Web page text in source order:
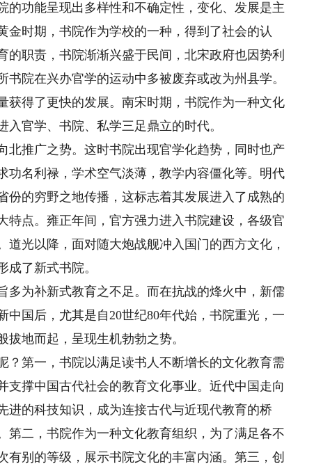
的功能呈现出多样性和不确定性，变化、发展是主
时期，书院作为学校的一种，得到了社会的认
的职责，书院渐渐兴盛于民间，北宋政府也因势利
院在兴办官学的运动中多被废弃或改为州县学。
获得了更快的发展。南宋时期，书院作为一种文化
官学、书院、私学三足鼎立的时代。
推广之势。这时书院出现官学化趋势，同时也产
功名利禄，学术空气淡薄，教学内容僵化等。明代
份的穷野之地传播，这标志着其发展进入了成熟的
特点。雍正年间，官方强力进入书院建设，各级官
光以降，面对随大炮战舰冲入国门的西方文化，
了新式书院。
为补新式教育之不足。而在抗战的烽火中，新儒
国后，尤其是自20世纪80年代始，书院重光，一
地而起，呈现生机勃勃之势。
第一，书院以满足读书人不断增长的文化教育需
撑中国古代社会的教育文化事业。近代中国走向
进的科技知识，成为连接古代与近现代教育的桥
第二，书院作为一种文化教育组织，为了满足各不
别的等级，展示书院文化的丰富内涵。第三，创